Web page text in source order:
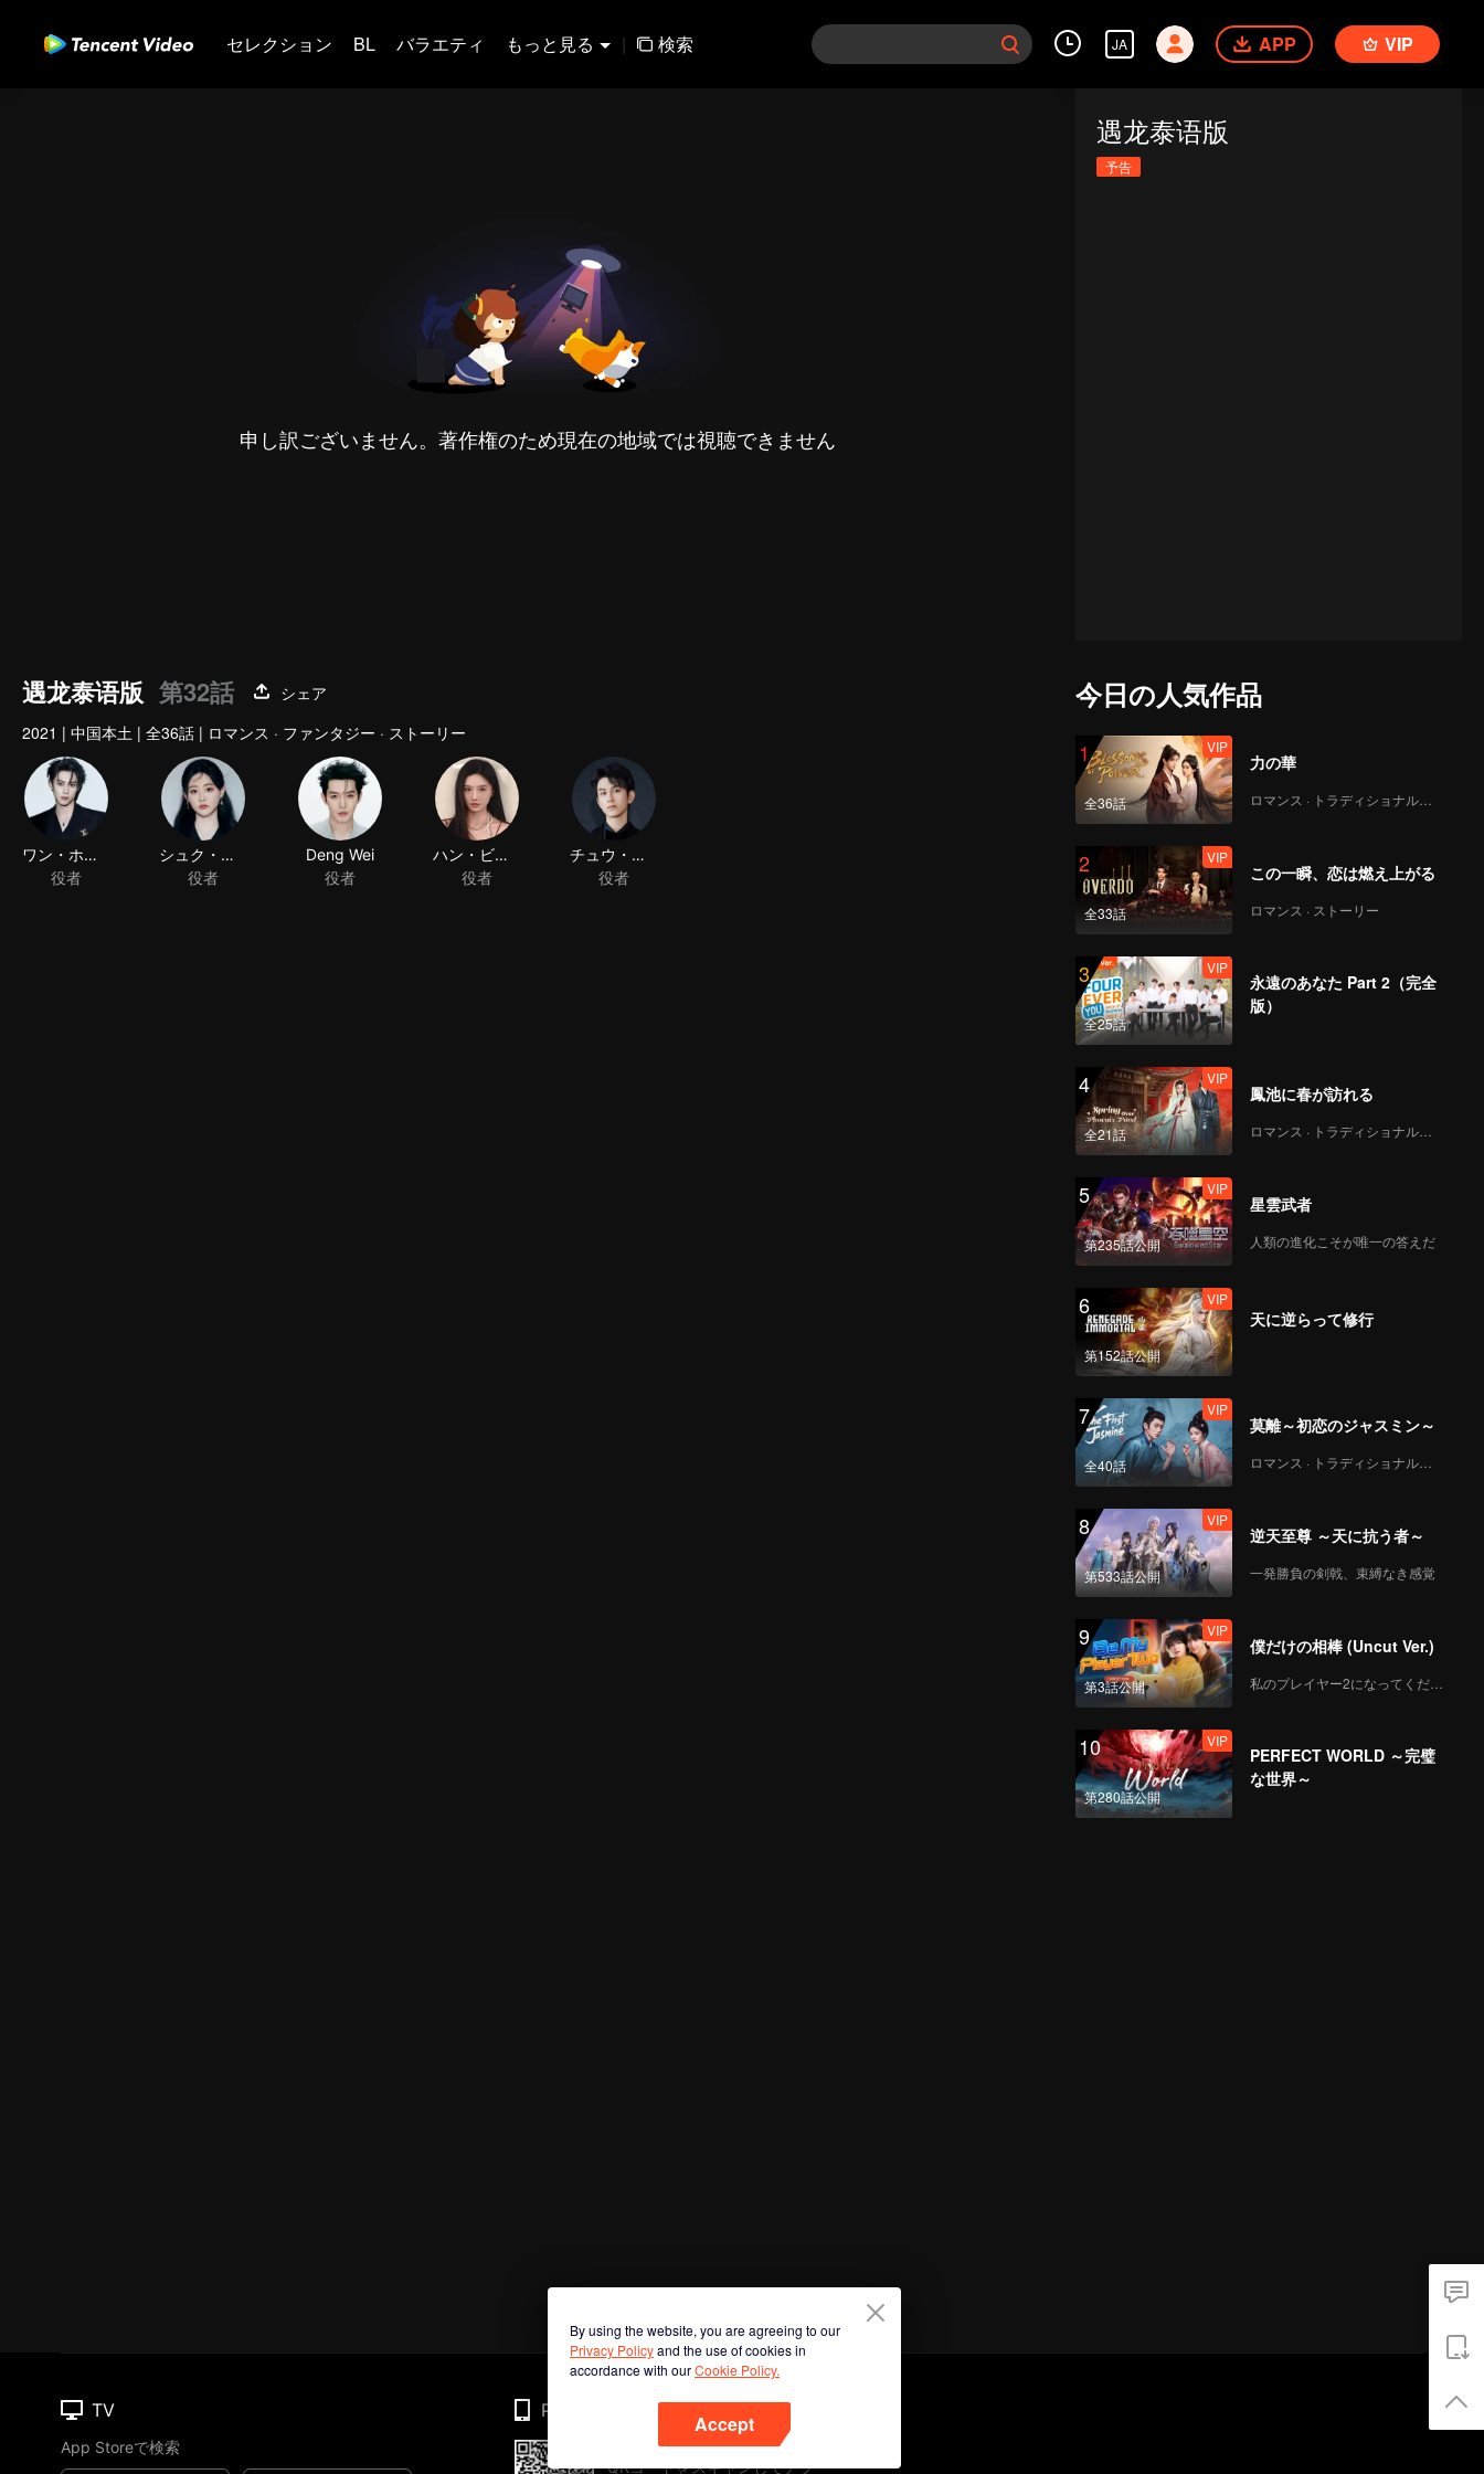
セレクション BL バラエティ もっと見る | 検索 JA APP VIP
申し訳ございません。著作権のため現在の地域では視聴できません
遇龙泰语版
予告
遇龙泰语版 第32話
シェア
2021 | 中国本土 | 全36話 | ロマンス · ファンタジー · ストーリー
ワン・ホーディー
役者
シュク・シュダン
役者
Deng Wei
役者
ハン・ビヨウ
役者
チュウ・ザンジン
役者
今日の人気作品
1
全36話
VIP
力の華
ロマンス · トラディショナル・コスチューム
2
全33話
VIP
この一瞬、恋は燃え上がる
ロマンス · ストーリー
3
全25話
VIP
永遠のあなた Part 2（完全
版）
4
全21話
VIP
鳳池に春が訪れる
ロマンス · トラディショナル・コスチューム
5
第235話公開
VIP
星雲武者
人類の進化こそが唯一の答えだ
6
第152話公開
VIP
天に逆らって修行
7
全40話
VIP
莫離～初恋のジャスミン～
ロマンス · トラディショナル・コスチューム
8
第533話公開
VIP
逆天至尊 ～天に抗う者～
一発勝負の剣戟、束縛なき感覚
9
第3話公開
VIP
僕だけの相棒 (Uncut Ver.)
私のプレイヤー2になってください
10
第280話公開
VIP
PERFECT WORLD ～完璧
な世界～
By using the website, you are agreeing to our
Privacy Policyand the use of cookies in
accordance with ourCookie Policy.
Accept
TV
App Storeで検索
Phone
QRコードをスキャンしてアプ